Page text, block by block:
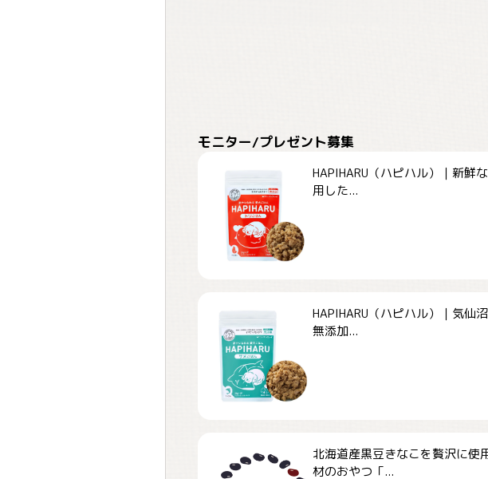
モニター/プレゼント募集
HAPIHARU（ハピハル）｜新鮮
用した...
HAPIHARU（ハピハル）｜気仙
無添加...
北海道産黒豆きなこを贅沢に使
材のおやつ「...